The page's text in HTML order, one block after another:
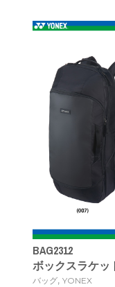
BAG2312
ボックスラケッ
バッグ, YONEX